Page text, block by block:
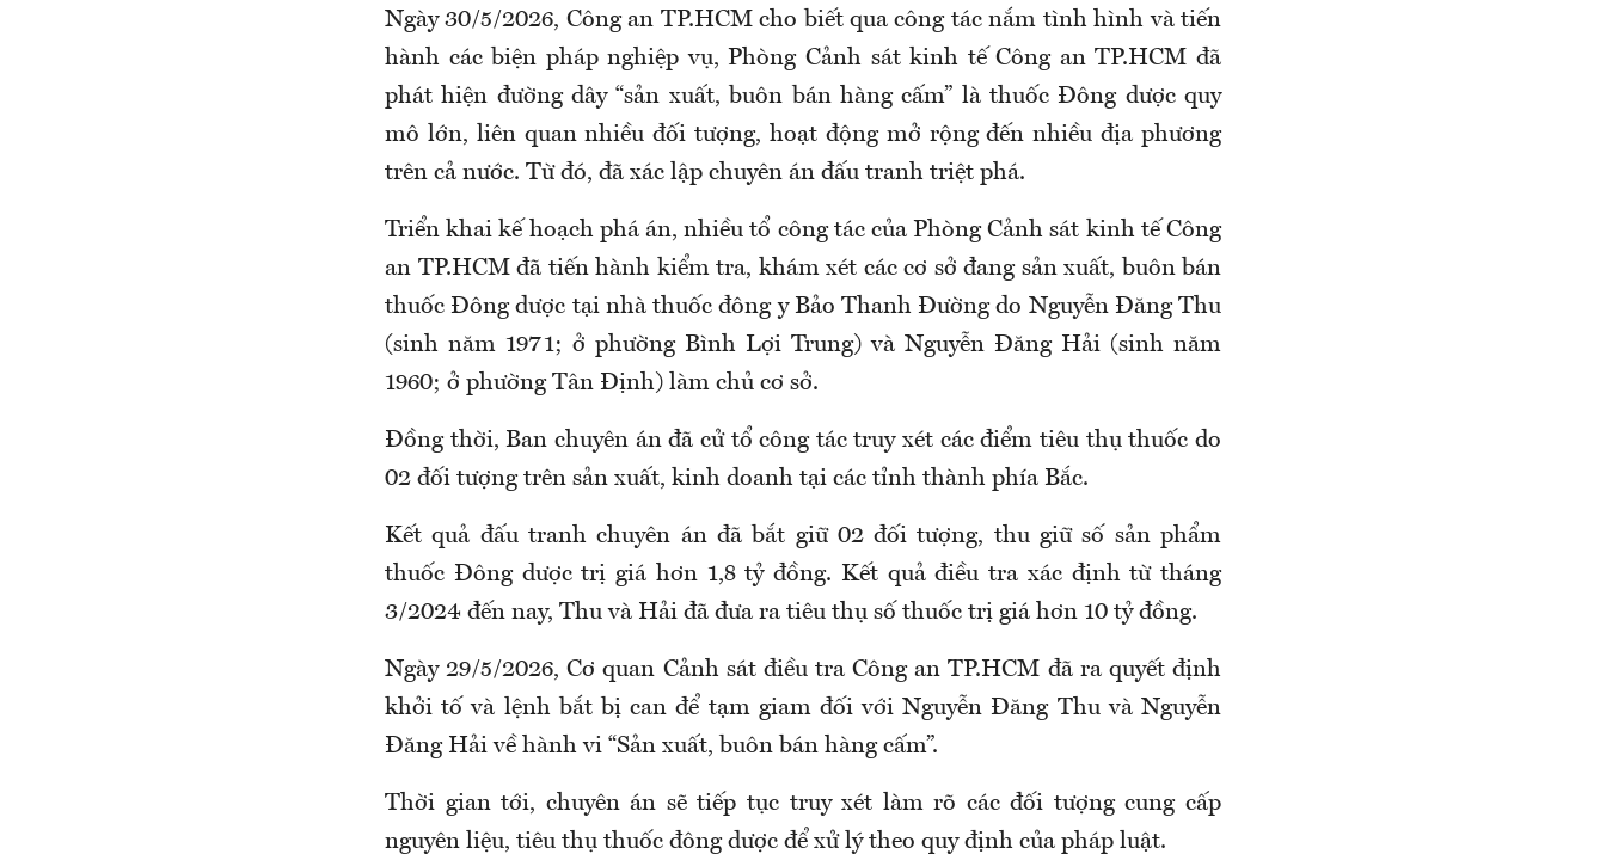
Ngày 30/5/2026, Công an TP.HCM cho biết qua công tác nắm tình hình và tiến
hành các biện pháp nghiệp vụ, Phòng Cảnh sát kinh tế Công an TP.HCM đã
phát hiện đường dây “sản xuất, buôn bán hàng cấm” là thuốc Đông dược quy
mô lớn, liên quan nhiều đối tượng, hoạt động mở rộng đến nhiều địa phương
trên cả nước. Từ đó, đã xác lập chuyên án đấu tranh triệt phá.
Triển khai kế hoạch phá án, nhiều tổ công tác của Phòng Cảnh sát kinh tế Công
an TP.HCM đã tiến hành kiểm tra, khám xét các cơ sở đang sản xuất, buôn bán
thuốc Đông dược tại nhà thuốc đông y Bảo Thanh Đường do Nguyễn Đăng Thu
(sinh năm 1971; ở phường Bình Lợi Trung) và Nguyễn Đăng Hải (sinh năm
1960; ở phường Tân Định) làm chủ cơ sở.
Đồng thời, Ban chuyên án đã cử tổ công tác truy xét các điểm tiêu thụ thuốc do
02 đối tượng trên sản xuất, kinh doanh tại các tỉnh thành phía Bắc.
Kết quả đấu tranh chuyên án đã bắt giữ 02 đối tượng, thu giữ số sản phẩm
thuốc Đông dược trị giá hơn 1,8 tỷ đồng. Kết quả điều tra xác định từ tháng
3/2024 đến nay, Thu và Hải đã đưa ra tiêu thụ số thuốc trị giá hơn 10 tỷ đồng.
Ngày 29/5/2026, Cơ quan Cảnh sát điều tra Công an TP.HCM đã ra quyết định
khởi tố và lệnh bắt bị can để tạm giam đối với Nguyễn Đăng Thu và Nguyễn
Đăng Hải về hành vi “Sản xuất, buôn bán hàng cấm”.
Thời gian tới, chuyên án sẽ tiếp tục truy xét làm rõ các đối tượng cung cấp
nguyên liệu, tiêu thụ thuốc đông dược để xử lý theo quy định của pháp luật.